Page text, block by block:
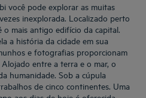
você pode explorar as muitas
inexplorada. Localizado perto
mais antigo edifício da capital.
a história da cidade em sua
e fotografias proporcionam
entre a terra e o mar, o
humanidade. Sob a cúpula
de cinco continentes. Uma